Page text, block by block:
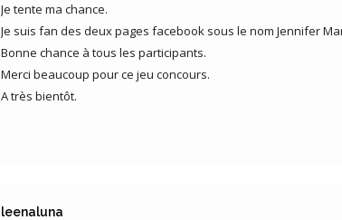
Je tente ma chance.
Je suis fan des deux pages facebook sous le nom Jennifer
Bonne chance à tous les participants.
Merci beaucoup pour ce jeu concours.
A très bientôt.
leenaluna